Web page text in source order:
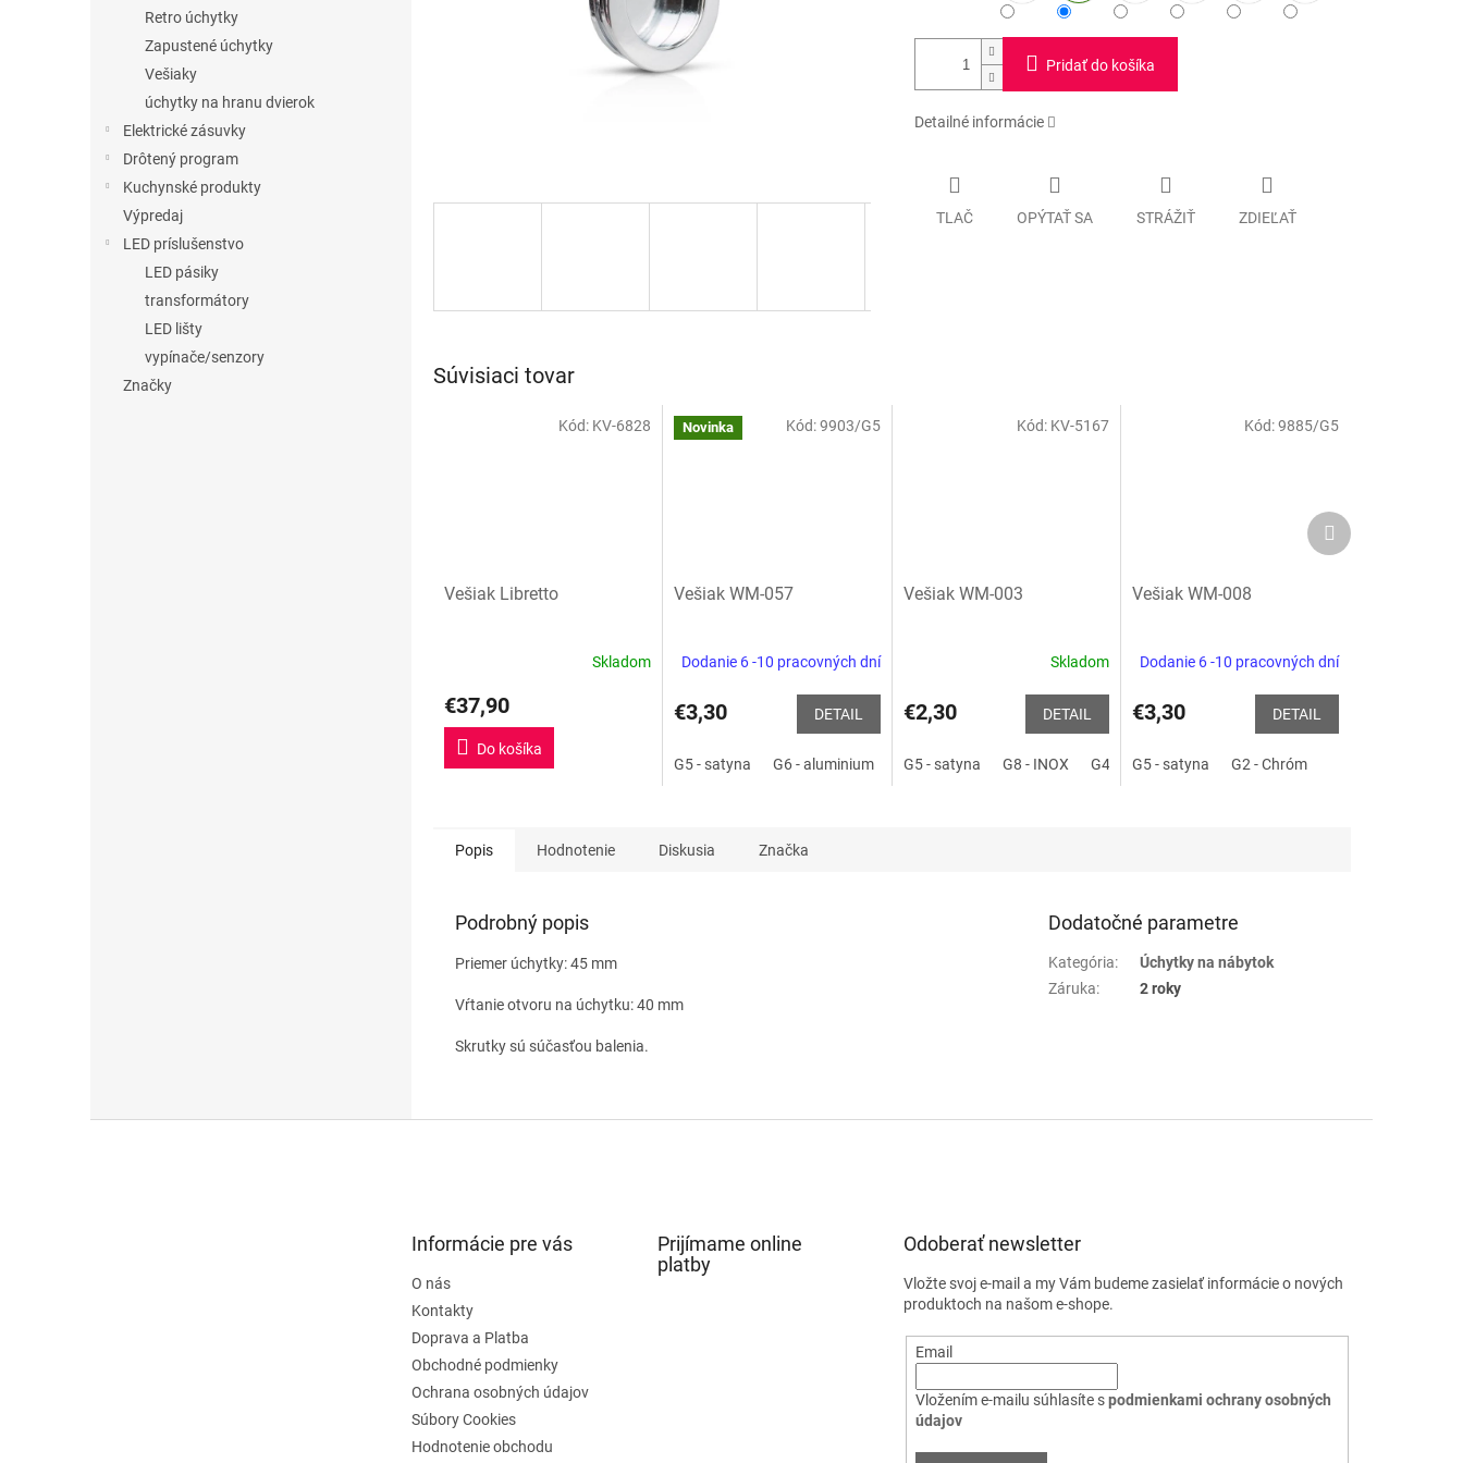
Retro úchytky
Zapustené úchytky
Vešiaky
úchytky na hranu dvierok
Elektrické zásuvky
Drôtený program
Kuchynské produkty
Výpredaj
LED príslušenstvo
LED pásiky
transformátory
LED lišty
vypínače/senzory
Značky
Pridať do košíka
Detailné informácie
TLAČ OPÝTAŤ SA STRÁŽIŤ ZDIEĽAŤ
Súvisiaci tovar
Vešiak Libretto
Skladom
€37,90
Do košíka
Kód: KV-6828 Novinka
Vešiak WM-057
Dodanie 6 -10 pracovných dní
€3,30 DETAIL
G5 - satyna G6 - aluminium G8 - INOX P2 - čierna matná G37 - zlatá matná G3 - zlatá lesklá
Kód:9903/G5
Vešiak WM-003
produktu
z
Skladom
€2,30 DETAIL
G5 - satyna G8 - INOX G49 -staré striebro P2 - čierna matná
Kód: KV-5167
Vešiak WM-008
Dodanie 6 -10 pracovných dní
€3,30 DETAIL
G5 - satyna G2 - Chróm
Kód:9885/G5
Ďalší
produkt
Popis Hodnotenie Diskusia Značka
Podrobný popis
Priemer úchytky: 45 mm
Vŕtanie otvoru na úchytku: 40 mm
Skrutky sú súčasťou balenia.
Dodatočné parametre
Kategória:
Úchytky na nábytok
Záruka: 2 roky
Informácie pre vás
O nás
Kontakty
Doprava a Platba
Obchodné podmienky
Ochrana osobných údajov
Súbory Cookies
Hodnotenie obchodu
Prijímame online
platby
Odoberať newsletter
Vložte svoj e-mail a my Vám budeme zasielať informácie o nových
produktoch na našom e-shope.
Email
Vložením e-mailu súhlasíte spodmienkami ochrany osobných
údajov